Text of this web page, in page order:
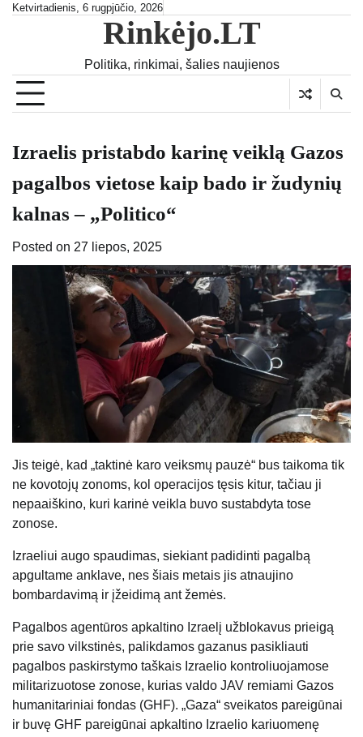
SkipKetvirtadienis, 6 rugpjūčio, 2026
Rinkėjo.LT
Politika, rinkimai, šalies naujienos
Izraelis pristabdo karinę veiklą Gazos
pagalbos vietose kaip bado ir žudynių
kalnas – „Politico“
Posted on 27 liepos, 2025
Jis teigė, kad „taktinė karo veiksmų pauzė“ bus taikoma tik
ne kovotojų zonoms, kol operacijos tęsis kitur, tačiau ji
nepaaiškino, kuri karinė veikla buvo sustabdyta tose
zonose.
Izraeliui augo spaudimas, siekiant padidinti pagalbą
apgultame anklave, nes šiais metais jis atnaujino
bombardavimą ir įžeidimą ant žemės.
Pagalbos agentūros apkaltino Izraelį užblokavus prieigą
prie savo vilkstinės, palikdamos gazanus pasikliauti
pagalbos paskirstymo taškais Izraelio kontroliuojamose
militarizuotose zonose, kurias valdo JAV remiami Gazos
humanitariniai fondas (GHF). „Gaza“ sveikatos pareigūnai
ir buvę GHF pareigūnai apkaltino Izraelio kariuomenę